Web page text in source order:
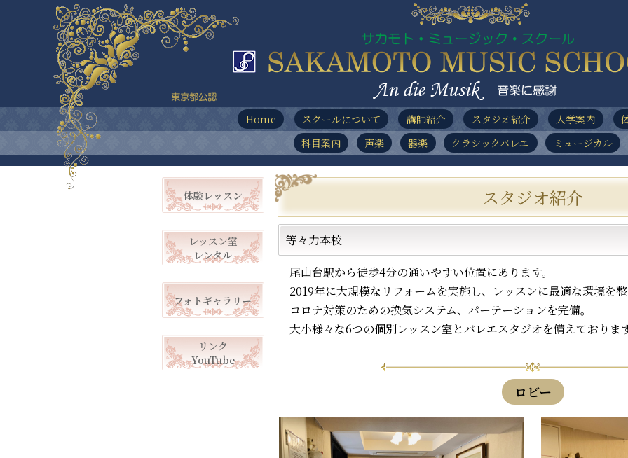
Home スクールについて 講師紹介 スタジオ紹介 入学案内
科目案内
声楽 器楽 クラシックバレエ ミュージカル
体験レッスン
レッスン室
レンタル
フォトギャラリー
リンク
YouTube
スタジオ紹介
等々力本校
尾山台駅から徒歩4分の通いやすい位置にあります。
2019年に大規模なリフォームを実施し、レッスンに最適な環境を
コロナ対策のための換気システム、パーテーションを完備。
大小様々な6つの個別レッスン室とバレエスタジオを備えておりま
ロビー